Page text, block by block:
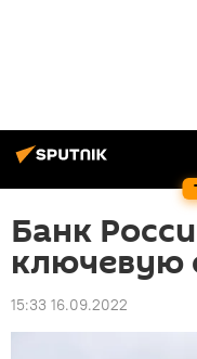
Банк
ключевую
15:33 16.09.2022